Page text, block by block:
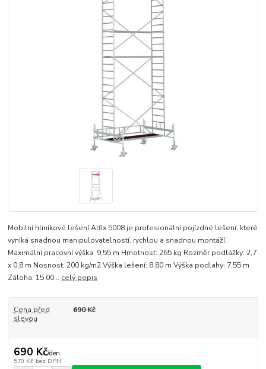
Mobilní hliníkové lešení Alfix 5008 je profesionální pojízdné lešení, které
vyniká snadnou manipulovatelností, rychlou a snadnou montáží.
Maximální pracovní výška: 9,55 m Hmotnost: 265 kg Rozměr podlážky: 2,7
x 0,8 m Nosnost: 200 kg/m2 Výška lešení: 8,80 m Výška podlahy: 7,55 m
Záloha: 15 00... celý popis
Cena před
slevou
690 Kč
690 Kč/den
570 Kč bez DPH